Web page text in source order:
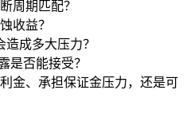
周期匹配？
收益？
造成多大压力？
是否能接受？
金、承担保证金压力，还是可